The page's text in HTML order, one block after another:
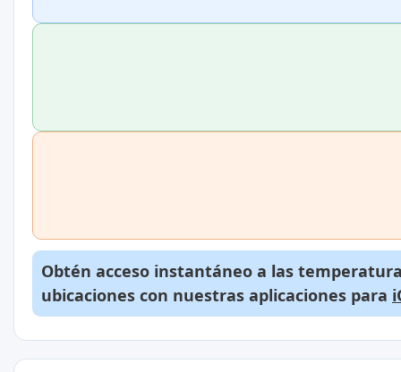
Obtén acceso instantáneo a las
ubicaciones con nuestras aplicaciones para